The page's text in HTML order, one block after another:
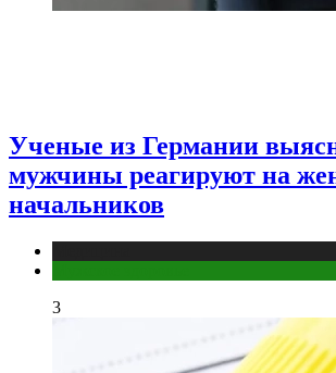
Ученые из Германии
мужчины реагируют на
начальников
3